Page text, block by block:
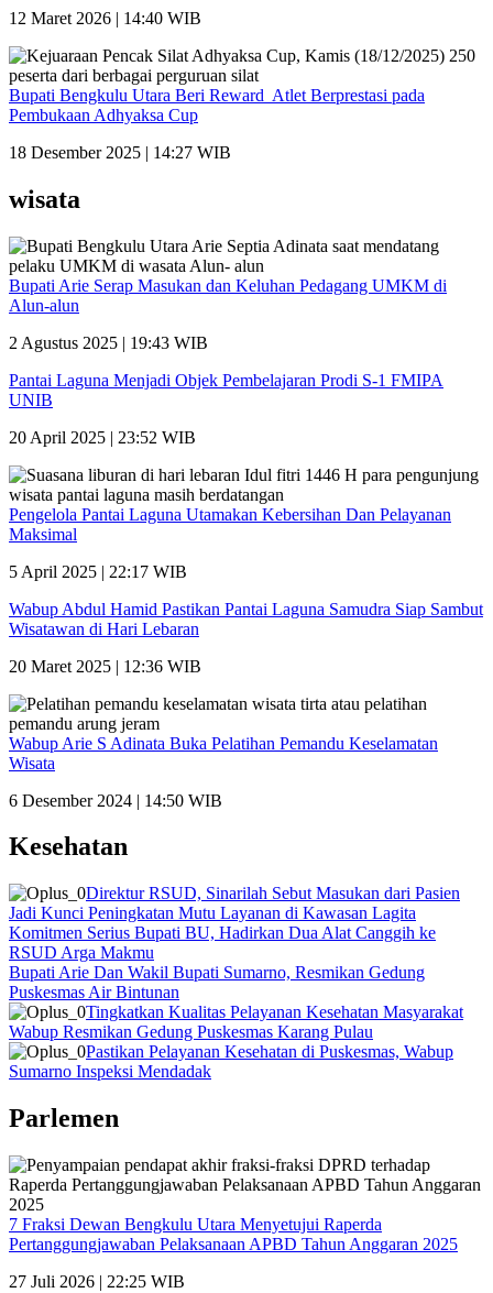
12 Maret 2026 | 14:40 WIB
Bupati Bengkulu Utara Beri Reward Atlet Berprestasi pada
Pembukaan Adhyaksa Cup
18 Desember 2025 | 14:27 WIB
wisata
Bupati Arie Serap Masukan dan Keluhan Pedagang UMKM di
Alun-alun
2 Agustus 2025 | 19:43 WIB
Pantai Laguna Menjadi Objek Pembelajaran Prodi S-1 FMIPA
UNIB
20 April 2025 | 23:52 WIB
Pengelola Pantai Laguna Utamakan Kebersihan Dan Pelayanan
Maksimal
5 April 2025 | 22:17 WIB
Wabup Abdul Hamid Pastikan Pantai Laguna Samudra Siap Sambut
Wisatawan di Hari Lebaran
20 Maret 2025 | 12:36 WIB
Wabup Arie S Adinata Buka Pelatihan Pemandu Keselamatan
Wisata
6 Desember 2024 | 14:50 WIB
Kesehatan
Direktur RSUD, Sinarilah Sebut Masukan dari Pasien
Jadi Kunci Peningkatan Mutu Layanan di Kawasan Lagita
Komitmen Serius Bupati BU, Hadirkan Dua Alat Canggih ke
RSUD Arga Makmu
Bupati Arie Dan Wakil Bupati Sumarno, Resmikan Gedung
Puskesmas Air Bintunan
Tingkatkan Kualitas Pelayanan Kesehatan Masyarakat
Wabup Resmikan Gedung Puskesmas Karang Pulau
Pastikan Pelayanan Kesehatan di Puskesmas, Wabup
Sumarno Inspeksi Mendadak
Parlemen
7 Fraksi Dewan Bengkulu Utara Menyetujui Raperda
Pertanggungjawaban Pelaksanaan APBD Tahun Anggaran 2025
27 Juli 2026 | 22:25 WIB